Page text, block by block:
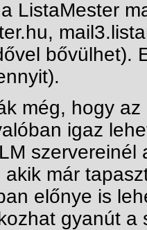
ListaMester
bővülhet).
még, hogy
igaz
már
előnye is
gyanút a